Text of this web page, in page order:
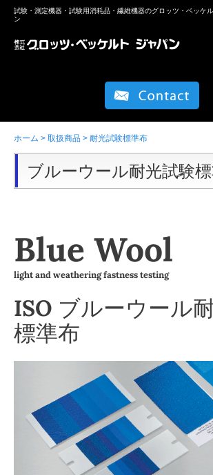
試験機器関連
高性能カッティングツール(TKM)
編機周辺機器
リンク
お知らせ
お問い合わせ
試験・測定機器・試験用消耗品・繊維機器のグロッツ・ベッケ
ン
ホーム 取扱商品 耐光試験標準布
ブルーウール耐光試験
Blue Wool
light and weathering fastness testing
ISO ブルーウール
標準布